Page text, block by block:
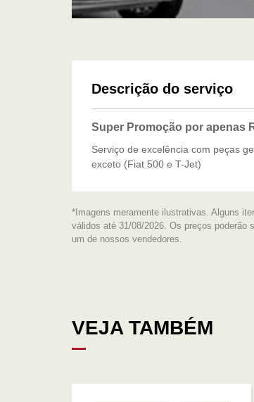
Descrição do serviço
Super Promoção por apenas
Serviço de excelência com peças
exceto (Fiat 500 e T-Jet)
*Imagens meramente ilustrativas. Alguns
válidos até 31/08/2026. Os preços
um de nossos vendedores.
VEJA TAMBÉM